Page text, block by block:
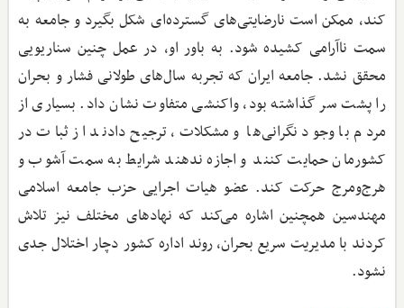
کند، ممکن است نارضایتی‌های گسترده‌ای شکل بگیرد و جامعه به
سمت ناآرامی کشیده شود. به باور او، در عمل چنین سناریویی
محقق نشد. جامعه ایران که تجربه سال‌های طولانی فشار و بحران
را پشت سر گذاشته بود، واکنشی متفاوت نشان داد. بسیاری از
مردم با وجود نگرانی‌ها و مشکلات، ترجیح دادند از ثبات در
کشورمان حمایت کنند و اجازه ندهند شرایط به سمت آشوب و
هرج‌ومرج حرکت کند. عضو هیات اجرایی حزب جامعه اسلامی
مهندسین همچنین اشاره می‌کند که نهادهای مختلف نیز تلاش
کردند با مدیریت سریع بحران، روند اداره کشور دچار اختلال جدی
نشود.